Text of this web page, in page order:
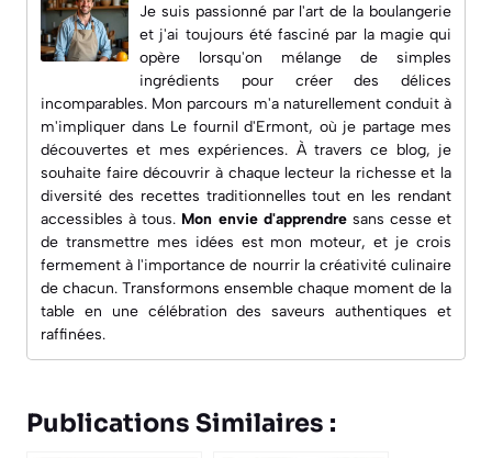
Je suis passionné par l'art de la boulangerie
et j'ai toujours été fasciné par la magie qui
opère lorsqu'on mélange de simples
ingrédients pour créer des délices
incomparables. Mon parcours m'a naturellement conduit à
m'impliquer dans Le fournil d'Ermont, où je partage mes
découvertes et mes expériences. À travers ce blog, je
souhaite faire découvrir à chaque lecteur la richesse et la
diversité des recettes traditionnelles tout en les rendant
accessibles à tous. Mon envie d'apprendresans cesse et
de transmettre mes idées est mon moteur, et je crois
fermement à l'importance de nourrir la créativité culinaire
de chacun. Transformons ensemble chaque moment de la
table en une célébration des saveurs authentiques et
raffinées.
Publications Similaires :